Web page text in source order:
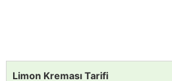
Limon Kreması Tarifi